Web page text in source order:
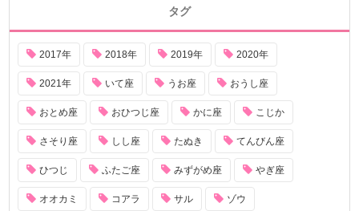
タグ
2017年 2018年 2019年 2020年
2021年 いて座 うお座 おうし座
おとめ座 おひつじ座 かに座 こじか
さそり座 しし座 たぬき てんびん座
ひつじ ふたご座 みずがめ座 やぎ座
オオカミ コアラ サル ゾウ